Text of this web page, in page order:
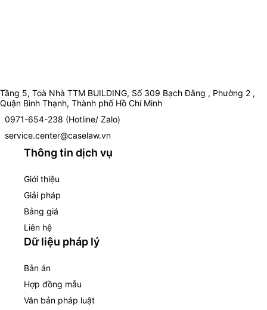
Tầng 5, Toà Nhà TTM BUILDING, Số 309 Bạch Đằng , Phường 2 ,
Quận Bình Thạnh, Thành phố Hồ Chí Minh
0971-654-238 (Hotline/ Zalo)
service.center@caselaw.vn
Thông tin dịch vụ
Giới thiệu
Giải pháp
Bảng giá
Liên hệ
Dữ liệu pháp lý
Bản án
Hợp đồng mẫu
Văn bản pháp luật